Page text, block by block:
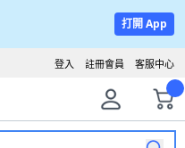
打開 App
客服中心
註冊會員
登入